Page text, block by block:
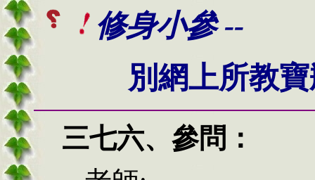
修身小參 --
別網上所教
三七六、 參問：